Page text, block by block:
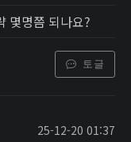
몇명쯤 되나요?
토글
25-12-20 01:37